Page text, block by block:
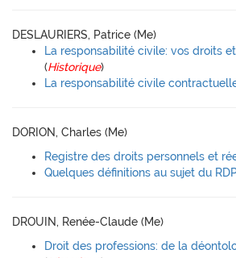
DESLAURIERS, Patrice (Me)
La responsabilité civile: vos droits
(Historique)
La responsabilité civile
DORION, Charles (Me)
Registre des droits personnels et
Quelques définitions au sujet du
DROUIN, Renée-Claude (Me)
Droit des professions: de la